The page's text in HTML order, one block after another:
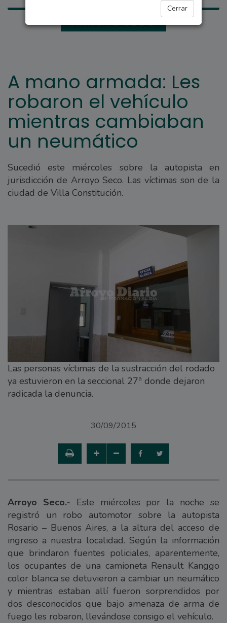
Cerrar
ARROYO SECO
A mano armada: Les
robaron el vehículo
mientras cambiaban
un neumático
Sucedió este miércoles sobre la autopista en
jurisdicción de Arroyo Seco. Las víctimas son de la
ciudad de Villa Constitución.
Las personas víctimas de la sustracción del rodado
ya estuvieron en la seccional 27ª donde dejaron
radicada la denuncia.
30/09/2015
Arroyo Seco.- Este miércoles por la noche se
registró un robo automotor sobre la autopista
Rosario – Buenos Aires, a la altura del acceso de
ingreso a nuestra localidad. Según la información
que brindaron fuentes policiales, aparentemente,
los ocupantes de una camioneta Renault Kanggo
color blanca se detuvieron a cambiar un neumático
y mientras estaban allí fueron sorprendidos por
dos desconocidos que bajo amenaza de arma de
fuego les robaron, llevándose consigo el vehículo.